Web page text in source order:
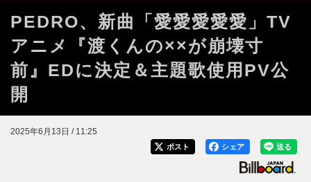
PEDRO、新曲「愛愛愛愛愛」TV
アニメ『渡くんの××が崩壊寸
前』EDに決定＆主題歌使用PV公
開
2025年6月13日 / 11:25
送る
シェア
ポスト